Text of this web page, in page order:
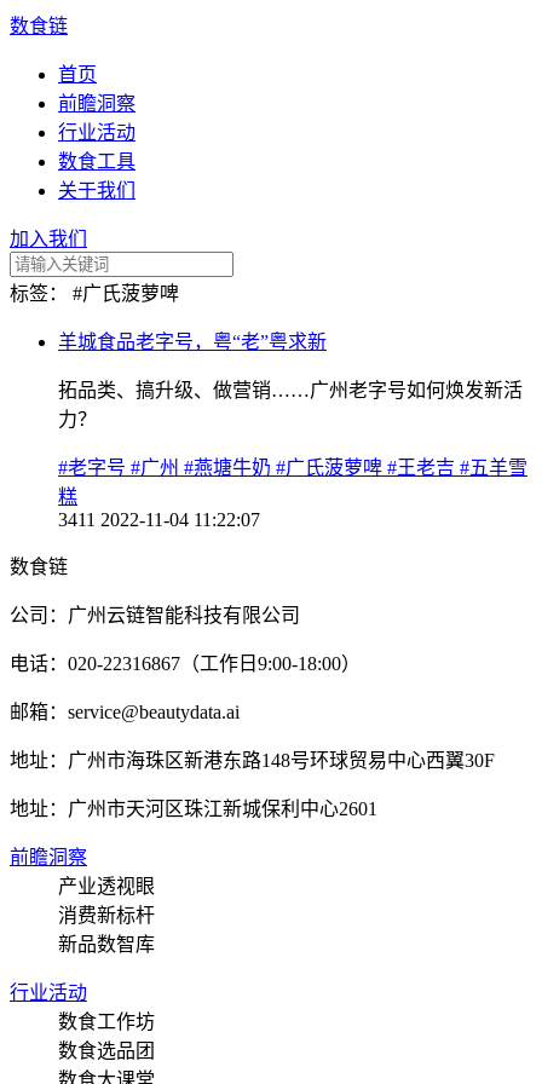
数食链
首页
前瞻洞察
行业活动
数食工具
关于我们
加入我们
标签： #广氏菠萝啤
羊城食品老字号，粤“老”粤求新
拓品类、搞升级、做营销……广州老字号如何焕发新活
力？
#老字号 #广州 #燕塘牛奶 #广氏菠萝啤 #王老吉 #五羊雪
糕
3411 2022-11-04 11:22:07
数食链
公司：广州云链智能科技有限公司
电话：020-22316867（工作日9:00-18:00）
邮箱：service@beautydata.ai
地址：广州市海珠区新港东路148号环球贸易中心西翼30F
地址： 广州市天河区珠江新城保利中心2601
前瞻洞察
产业透视眼
消费新标杆
新品数智库
行业活动
数食工作坊
数食选品团
数食大课堂